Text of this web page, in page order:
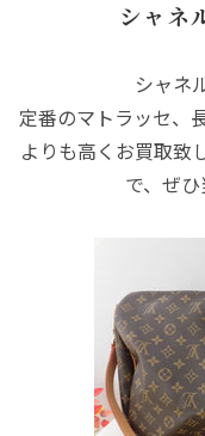
シャネ
シャネ
定番のマトラッセ、
よりも高くお買取致
で、ぜ